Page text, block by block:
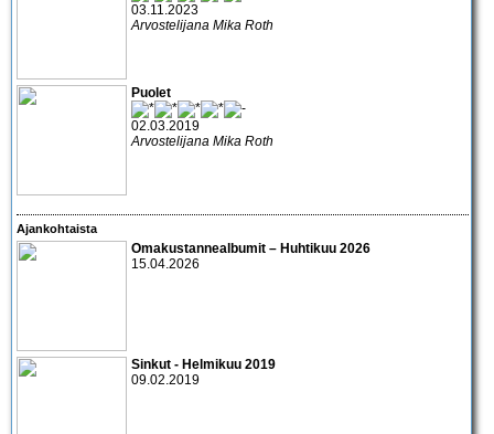
03.11.2023
Arvostelijana Mika Roth
Puolet
02.03.2019
Arvostelijana Mika Roth
Ajankohtaista
Omakustannealbumit – Huhtikuu 2026
15.04.2026
Sinkut - Helmikuu 2019
09.02.2019